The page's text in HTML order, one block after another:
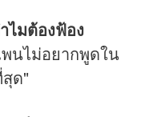
ไมต้องฟ้อง
นไม่อยากพูดใน
ด"